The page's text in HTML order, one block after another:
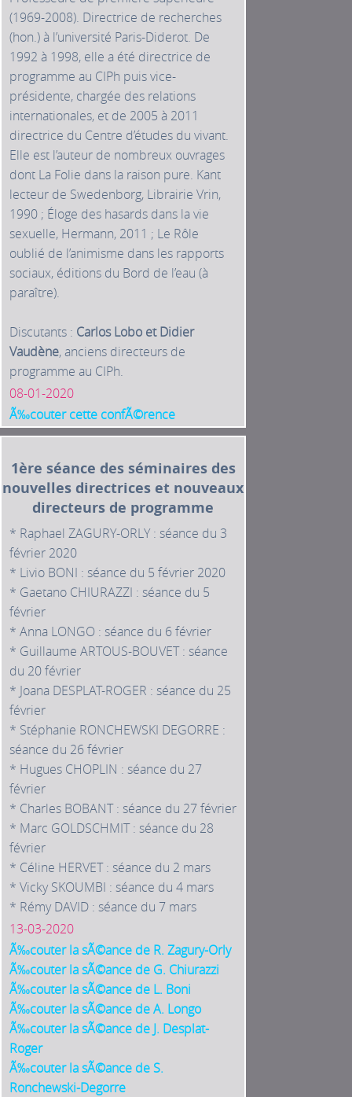
(1969-2008). Directrice de recherches
(hon.) à l’université Paris-Diderot. De
1992 à 1998, elle a été directrice de
programme au CIPh puis vice-
présidente, chargée des relations
internationales, et de 2005 à 2011
directrice du Centre d’études du vivant.
Elle est l’auteur de nombreux ouvrages
dont La Folie dans la raison pure. Kant
lecteur de Swedenborg, Librairie Vrin,
1990 ; Éloge des hasards dans la vie
sexuelle, Hermann, 2011 ; Le Rôle
oublié de l’animisme dans les rapports
sociaux, éditions du Bord de l’eau (à
paraître).
Discutants : Carlos Lobo et Didier
Vaudène, anciens directeurs de
programme au CIPh.
08-01-2020
Ã‰couter cette confÃ©rence
1ère séance des séminaires des
nouvelles directrices et nouveaux
directeurs de programme
* Raphael ZAGURY-ORLY : séance du 3
février 2020
* Livio BONI : séance du 5 février 2020
* Gaetano CHIURAZZI : séance du 5
février
* Anna LONGO : séance du 6 février
* Guillaume ARTOUS-BOUVET : séance
du 20 février
* Joana DESPLAT-ROGER : séance du 25
février
* Stéphanie RONCHEWSKI DEGORRE :
séance du 26 février
* Hugues CHOPLIN : séance du 27
février
* Charles BOBANT : séance du 27 février
* Marc GOLDSCHMIT : séance du 28
février
* Céline HERVET : séance du 2 mars
* Vicky SKOUMBI : séance du 4 mars
* Rémy DAVID : séance du 7 mars
13-03-2020
Ã‰couter la sÃ©ance de R. Zagury-Orly
Ã‰couter la sÃ©ance de G. Chiurazzi
Ã‰couter la sÃ©ance de L. Boni
Ã‰couter la sÃ©ance de A. Longo
Ã‰couter la sÃ©ance de J. Desplat-
Roger
Ã‰couter la sÃ©ance de S.
Ronchewski-Degorre